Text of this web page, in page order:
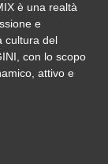
è una realtà
e
cultura del
, con lo scopo
attivo e